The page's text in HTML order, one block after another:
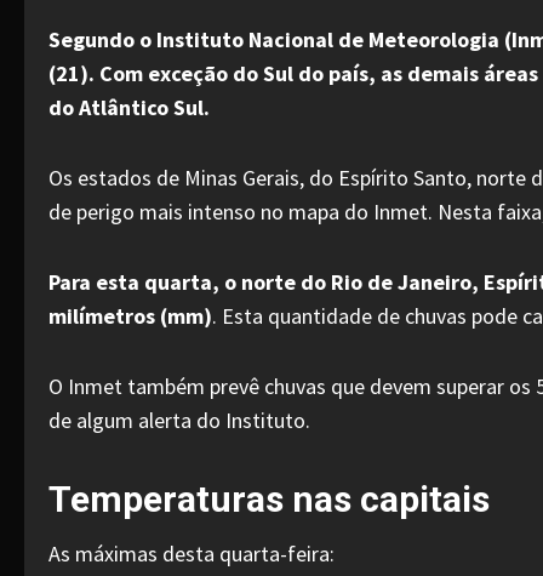
Segundo o Instituto Nacional de Meteorologia
(21). Com exceção do Sul do país, as demais
do Atlântico Sul.
Os estados de Minas Gerais, do Espírito Santo,
de perigo mais intenso no mapa do Inmet. Nesta
Para esta quarta, o norte do Rio de Janeiro,
milímetros (mm). Esta quantidade de chuvas pode
O Inmet também prevê chuvas que devem superar
de algum alerta do Instituto.
Temperaturas nas capitais
As máximas desta quarta-feira: